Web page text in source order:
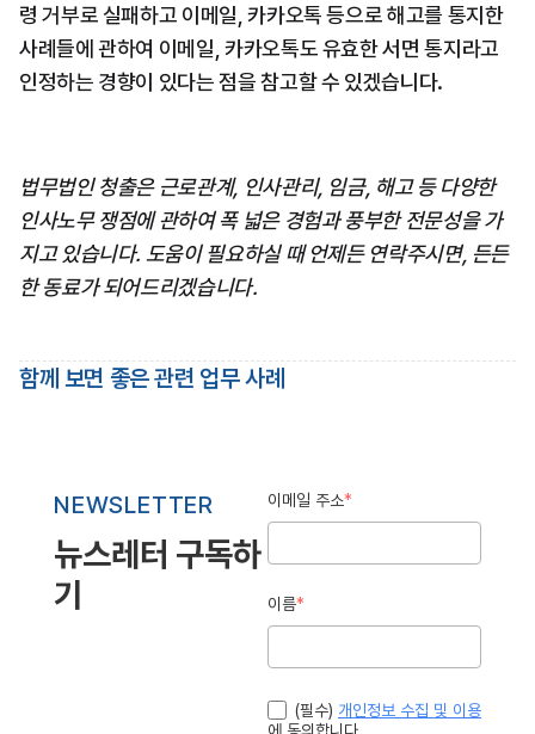
령 거부로 실패하고 이메일, 카카오톡 등으로 해고를 통지한
사례들에 관하여 이메일, 카카오톡도 유효한 서면 통지라고
인정하는 경향이 있다는 점을 참고할 수 있겠습니다.
법무법인 청출은 근로관계, 인사관리, 임금, 해고 등 다양한
인사노무 쟁점에 관하여 폭 넓은 경험과 풍부한 전문성을 가
지고 있습니다. 도움이 필요하실 때 언제든 연락주시면, 든든
한 동료가 되어드리겠습니다.
함께 보면 좋은 관련 업무 사례